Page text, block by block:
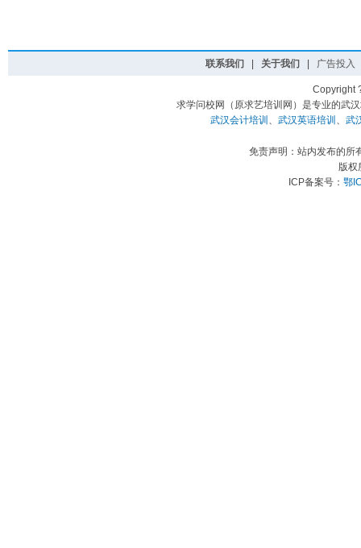
联系我们 关于我们 广告投入
Copyright
求学问校网（原求艺培训网）是专业的武
武汉会计培训 、 武汉英语培训 、 武
免责声明：站内发布的所
版
ICP备案号： 鄂